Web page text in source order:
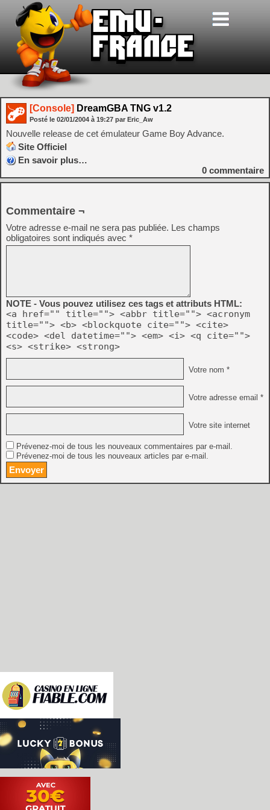
[Console] DreamGBA TNG v1.2
Posté le 02/01/2004 à 19:27 par Eric_Aw
Nouvelle release de cet émulateur Game Boy Advance.
Site Officiel
En savoir plus…
0 commentaire
Commentaire ¬
Votre adresse e-mail ne sera pas publiée. Les champs
obligatoires sont indiqués avec *
NOTE - Vous pouvez utilisez ces tags et attributs HTML:
<a href="" title=""> <abbr title=""> <acronym
title=""> <b> <blockquote cite=""> <cite>
<code> <del datetime=""> <em> <i> <q cite="">
<s> <strike> <strong>
Votre nom *
Votre adresse email *
Votre site internet
Prévenez-moi de tous les nouveaux commentaires par e-mail.
Prévenez-moi de tous les nouveaux articles par e-mail.